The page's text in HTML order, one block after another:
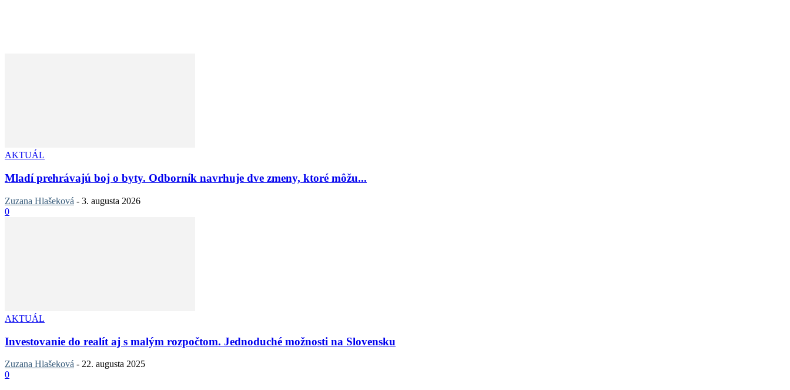
AKTUÁL
Mladí prehrávajú boj o byty. Odborník navrhuje dve zmeny, ktoré môžu...
Zuzana Hlašeková - 3. augusta 2026
0
AKTUÁL
Investovanie do realít aj s malým rozpočtom. Jednoduché možnosti na Slovensku
Zuzana Hlašeková - 22. augusta 2025
0